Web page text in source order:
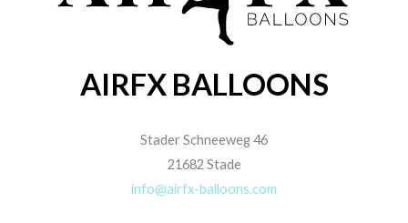
AIRFX BALLOONS
Stader Schneeweg 46
21682 Stade
info@airfx-balloons.com